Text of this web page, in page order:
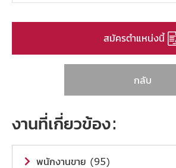
สมัครตำแหน่งนี้
กลับ
งานที่เกี่ยวข้อง:
พนักงานขาย (95)